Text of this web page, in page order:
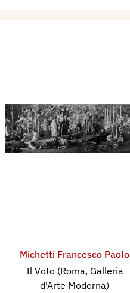
Michetti Francesco Paolo
Il Voto (Roma, Galleria
d'Arte Moderna)